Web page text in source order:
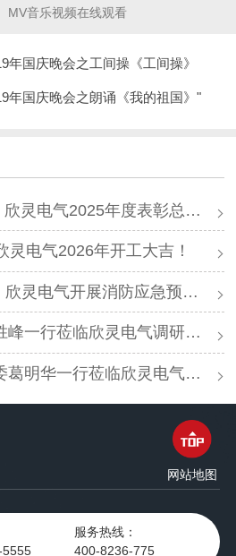
MV音乐视频在线观看
年国庆晚会之工间操《工间操》
年国庆晚会之朗诵《我的祖国》"
年度表彰总结大会暨新年酒会成功举办！
电气2026年开工大吉！
气开展消防应急预案演练活动
一行莅临欣灵电气调研指导
华一行莅临欣灵电气考察调研
网站地图
服务热线：
400-8236-775